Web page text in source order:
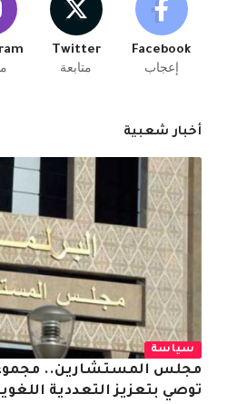
Facebook
إعجاب
Twitter
متابعة
أخبار شعبية
سياسة
مجلس المستشارين..
توصي بتعزيز التعددية